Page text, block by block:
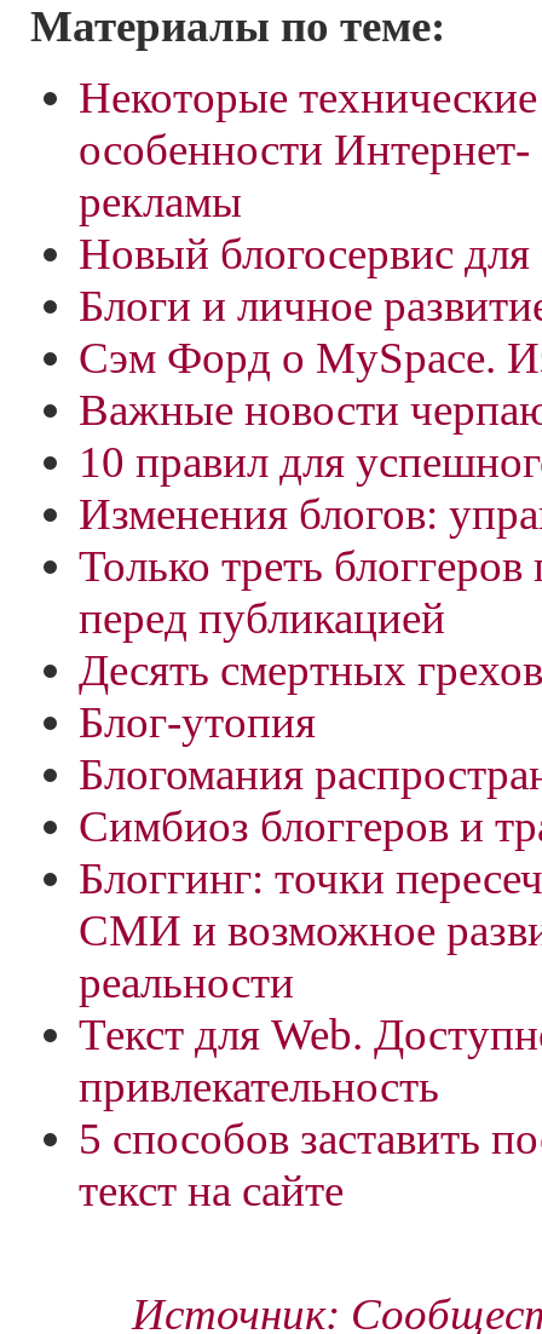
Материалы по теме:
Некоторые технические
особенности Интернет-
рекламы
Новый блогосервис для
Блоги и личное
Сэм Форд о MySpace.
Важные новости
10 правил для
Изменения блогов:
Только треть
перед публикацией
Десять смертных
Блог-утопия
Блогомания
Симбиоз блоггеров и
Блоггинг: точки
СМИ и возможное
реальности
Текст для Web.
привлекательность
5 способов заставить
текст на сайте
Источник: